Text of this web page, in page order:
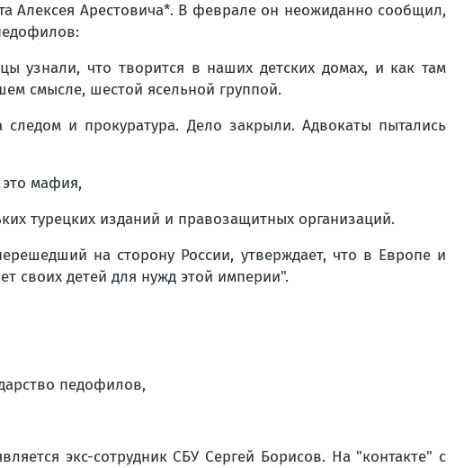
Алексея Арестовича*. В феврале он неожиданно сообщил,
узнали, что творится в наших детских домах, и как там
смысле, шестой ясельной группой.
и прокуратура. Дело закрыли. Адвокаты пытались
мафия,
турецких изданий и правозащитных организаций.
на сторону России, утверждает, что в Европе и
своих детей для нужд этой империи".
педофилов,
экс-сотрудник СБУ Сергей Борисов. На "контакте" с